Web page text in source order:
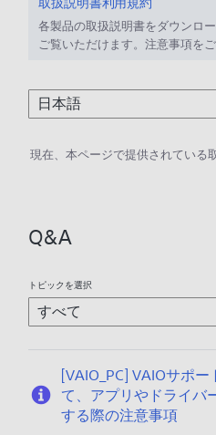
各製品の取扱説明書をダウンロ
ご覧いただけます。注意事項を
現在、本ページで提供されている
Q&A
トピックを選択
[VAIO_PC] VAIOサポ
て、アプリやドライバ
する際の注意事項